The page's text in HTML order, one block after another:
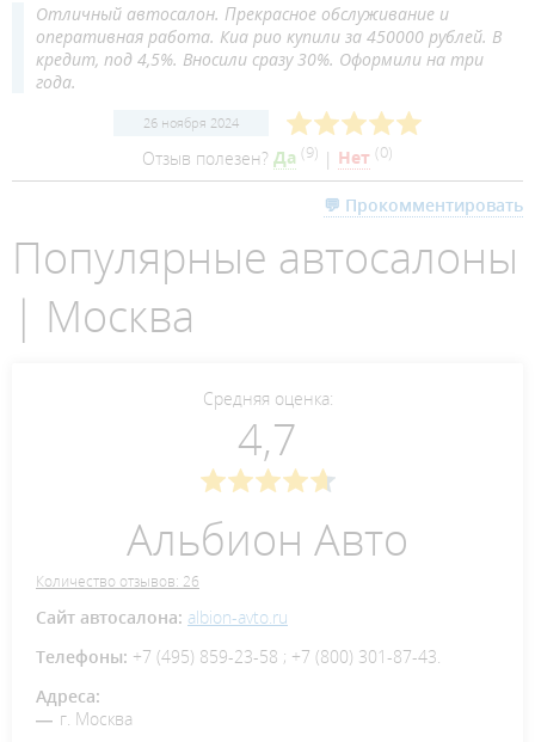
Отличный автосалон. Прекрасное обслуживание и
оперативная работа. Киа рио купили за 450000 рублей. В
кредит, под 4,5%. Вносили сразу 30%. Оформили на три
года.
26 ноября 2024
Отзыв полезен? Да (9) | Нет (0)
💬 Прокомментировать
Популярные автосалоны
| Москва
Средняя оценка:
4,7
Альбион Авто
Количество отзывов: 26
Сайт автосалона: albion-avto.ru
Телефоны: +7 (495) 859-23-58 ; +7 (800) 301-87-43.
Адреса:
г. Москва